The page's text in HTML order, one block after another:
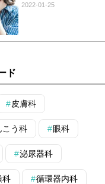
2022-01-25
ド
皮膚科
こう科 眼科
泌尿器科
科 循環器内科